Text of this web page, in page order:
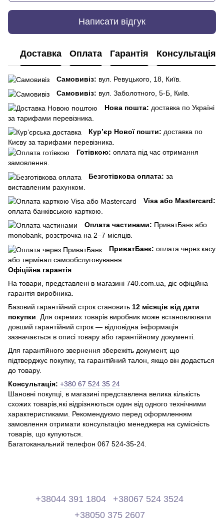
Написати відгук
Доставка Оплата Гарантія Консультація
Самовивіз: вул. Ревуцького, 18, Київ.
Самовивіз: вул. Заболотного, 5-Б, Київ.
Нова пошта: доставка по Україні
за тарифами перевізника.
Кур’єр Нової пошти: доставка по
Києву за тарифами перевізника.
Готівкою: оплата під час отримання
замовлення.
Безготівкова оплата: за
виставленим рахунком.
Visa або Mastercard:
оплата банківською карткою.
Оплата частинами: ПриватБанк або
monobank, розстрочка на 2–7 місяців.
ПриватБанк: оплата через касу
або термінал самообслуговування.
Офіційна гарантія
На товари, представлені в магазині 740.com.ua, діє офіційна
гарантія виробника.
Базовий гарантійний строк становить 12 місяців від дати
покупки . Для окремих товарів виробник може встановлювати
довший гарантійний строк — відповідна інформація
зазначається в описі товару або гарантійному документі.
Для гарантійного звернення збережіть документ, що
підтверджує покупку, та гарантійний талон, якщо він додається
до товару.
Консультація: +380 67 524 35 24
Шановні покупці, в магазині представлена ​​велика кількість
схожих товарів,які відрізняються один від одного технічними
характеристиками. Рекомендуємо перед оформленням
замовлення отримати консультацію менеджера на сумісність
товарів, що купуються.
Багатоканальний телефон 067 524-35-24.
+38044 391 1804
+38067 524 3524
+38050 375 2607